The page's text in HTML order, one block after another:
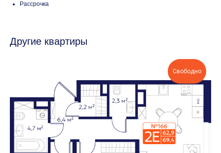
Рассрочка
Другие квартиры
Свободно